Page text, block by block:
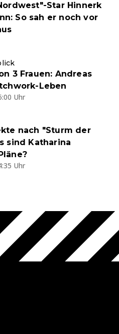
Star Hinnerk
So sah er noch vor
3 Frauen: Andreas
Leben
Uhr
nach "Sturm der
sind Katharina
Uhr